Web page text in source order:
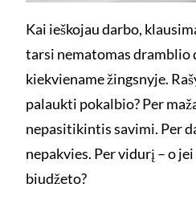
Kai ieškojau darbo,
tarsi nematomas dramblio
kiekviename žingsnyje.
palaukti pokalbio? Per
nepasitikintis savimi. Per
nepakvies. Per vidurį – o
biudžeto?